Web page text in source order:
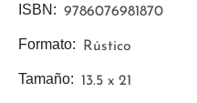
Tamaño: 13.5 x 21
Formato: Rústico
ISBN: 9786076981870